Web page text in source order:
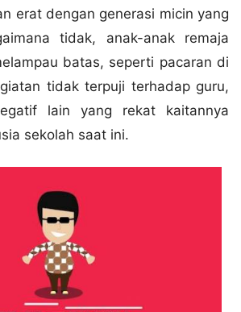
erat dengan generasi micin yang
tidak, anak-anak remaja
batas, seperti pacaran di
tidak terpuji terhadap guru,
lain yang rekat kaitannya
sekolah saat ini.